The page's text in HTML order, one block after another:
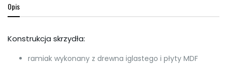
Opis
Konstrukcja skrzydła:
ramiak wykonany z drewna iglastego i płyty MDF